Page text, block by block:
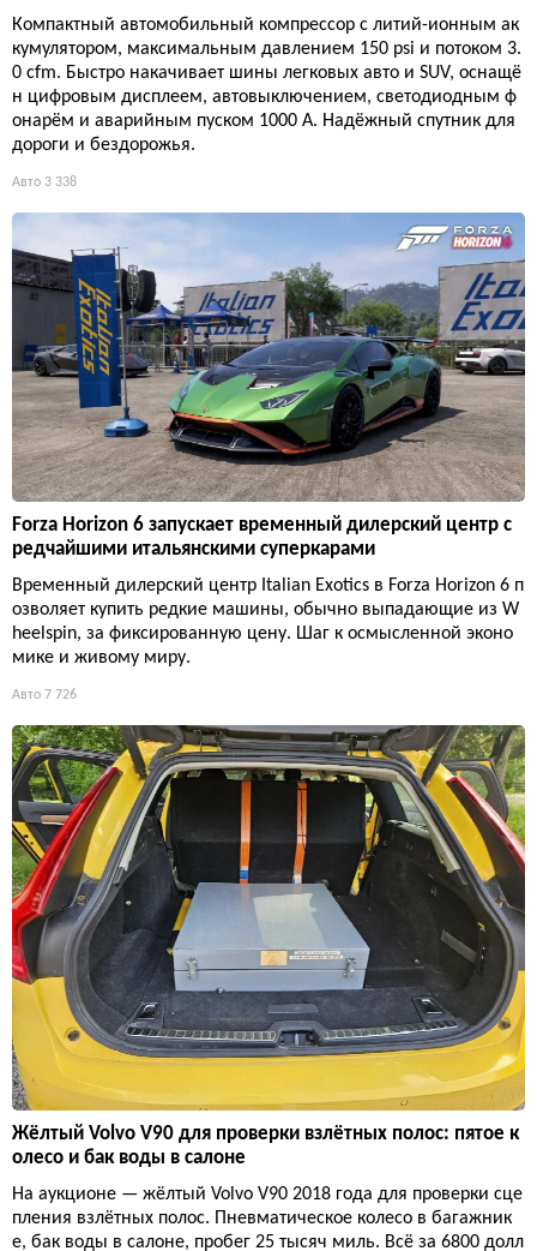
Компактный автомобильный компрессор с литий-ионным ак
кумулятором, максимальным давлением 150 psi и потоком 3.
0 cfm. Быстро накачивает шины легковых авто и SUV, оснащё
н цифровым дисплеем, автовыключением, светодиодным ф
онарём и аварийным пуском 1000 А. Надёжный спутник для
дороги и бездорожья.
Авто 3 338
Forza Horizon 6 запускает временный дилерский центр с
редчайшими итальянскими суперкарами
Временный дилерский центр Italian Exotics в Forza Horizon 6 п
озволяет купить редкие машины, обычно выпадающие из W
heelspin, за фиксированную цену. Шаг к осмысленной эконо
мике и живому миру.
Авто 7 726
Жёлтый Volvo V90 для проверки взлётных полос: пятое к
олесо и бак воды в салоне
На аукционе — жёлтый Volvo V90 2018 года для проверки сце
пления взлётных полос. Пневматическое колесо в багажник
е, бак воды в салоне, пробег 25 тысяч миль. Всё за 6800 долл